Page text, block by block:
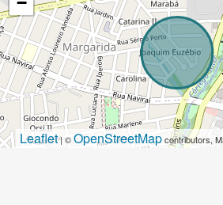
Leaflet| ©OpenStreetMapcontributors,